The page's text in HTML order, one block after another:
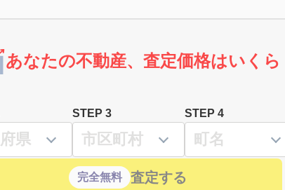
あなたの不動産、査定価格はいくら
STEP 3 STEP 4
完全無料 査定する